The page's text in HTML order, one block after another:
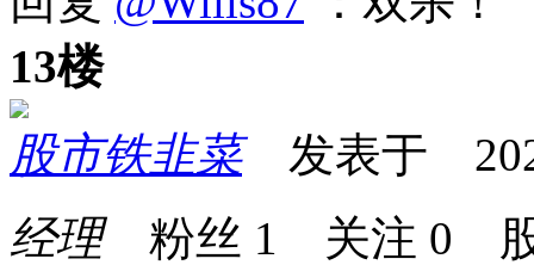
13楼
股市铁韭菜发表于
经理粉丝 1 关注 0